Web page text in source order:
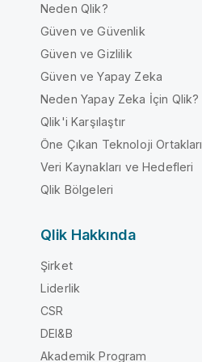
Neden Qlik?
Güven ve Güvenlik
Güven ve Gizlilik
Güven ve Yapay Zeka
Neden Yapay Zeka İçin Qlik?
Qlik'i Karşılaştır
Öne Çıkan Teknoloji Ortakları
Veri Kaynakları ve Hedefleri
Qlik Bölgeleri
Qlik Hakkında
Şirket
Liderlik
CSR
DEI&B
Akademik Program